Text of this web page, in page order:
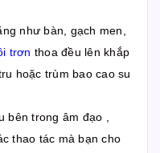
như bàn, gạch men,
trơn thoa đều lên khắp
hoặc trùm bao cao su
bên trong âm đạo ,
thao tác mà bạn cho